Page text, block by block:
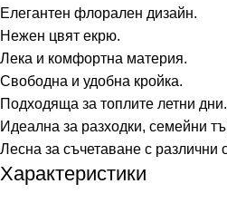
Елегантен флорален дизайн.
Нежен цвят екрю.
Лека и комфортна материя.
Свободна и удобна кройка.
Подходяща за топлите летни дни.
Идеална за разходки, семейни
Лесна за съчетаване с различни
Характеристики